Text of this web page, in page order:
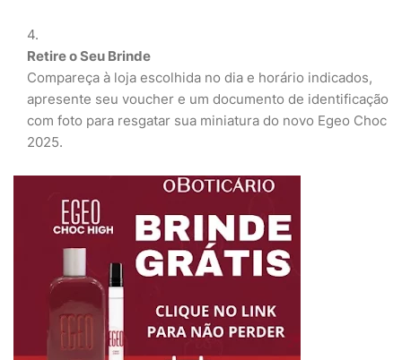
Retire o Seu Brinde
Compareça à loja escolhida no dia e horário indicados,
apresente seu voucher e um documento de identificação
com foto para resgatar sua miniatura do novo Egeo Choc
2025.